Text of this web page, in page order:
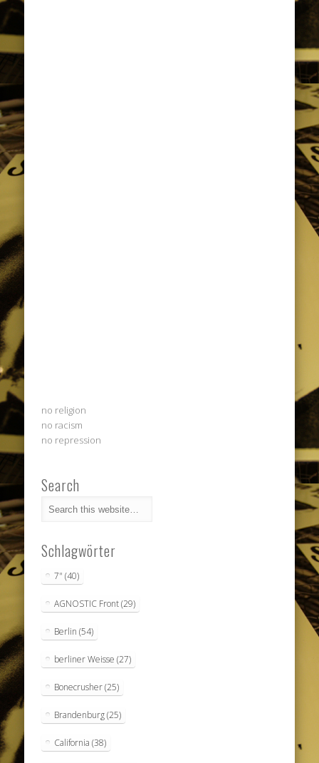
no religion
no racism
no repression
Search
Schlagwörter
7" (40)
AGNOSTIC Front(29)
Berlin (54)
berliner Weisse (27)
Bonecrusher(25)
Brandenburg(25)
California (38)